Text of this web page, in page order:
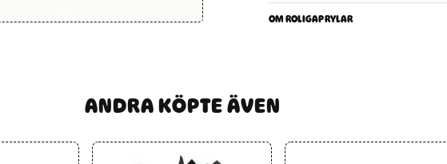
OM ROLIGAPRYLAR
ANDRA KÖPTE ÄVEN